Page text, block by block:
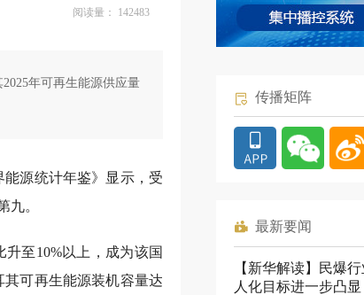
阅读量： 142483
年可再生能源供应量
源统计年鉴》显示，受
九。
至10%以上，成为该国
可再生能源装机容量达
传播矩阵
最新要闻
【新华解读】民爆
人化目标进一步凸显